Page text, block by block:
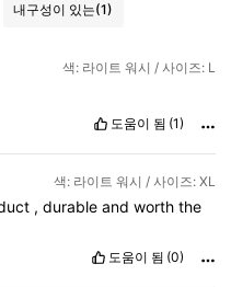
내구성이 있는(1)
색: 라이트 워시 / 사이즈: L
도움이 됨 (1)
색: 라이트 워시 / 사이즈: XL
,durableandworththe
도움이 됨 (0)